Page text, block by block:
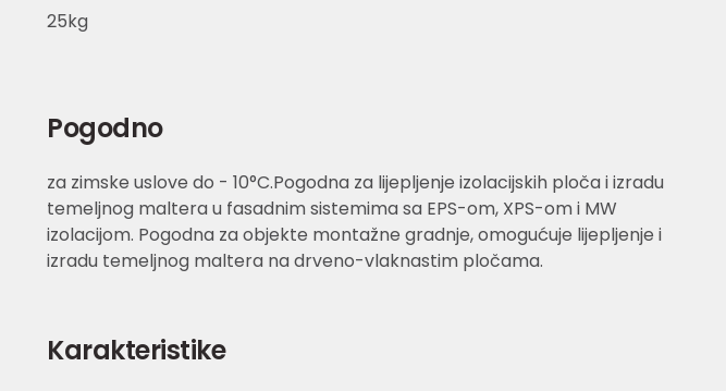
25kg
Pogodno
za zimske uslove do - 10°C.Pogodna za lijepljenje izolacijskih ploča i izradu
temeljnog maltera u fasadnim sistemima sa EPS-om, XPS-om i MW
izolacijom. Pogodna za objekte montažne gradnje, omogućuje lijepljenje i
izradu temeljnog maltera na drveno-vlaknastim pločama.
Karakteristike